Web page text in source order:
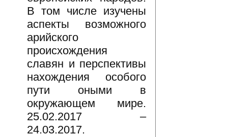
В том числе изучены
аспекты возможного
арийского
происхождения
славян и перспективы
нахождения особого
пути оными в
окружающем мире.
25.02.2017 –
24.03.2017.